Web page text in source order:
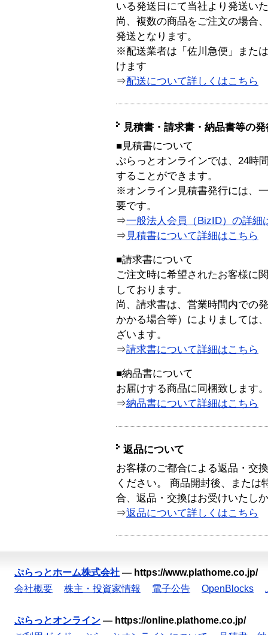
いる発送日にて当社より発送い
尚、複数の商品をご注文の場合
発送となります。
※配送業者は「佐川急便」また
けます
⇒配送について詳しくはこちら
見積書・請求書・納品書等の
■見積書について
ぷらっとオンラインでは、24時
することができます。
※オンライン見積書発行には、
要です。
⇒一般法人会員（BizID）の詳細
⇒ 見積書について詳細はこちら
■請求書について
ご注文時に希望されたお客様に
しております。
尚、請求書は、営業時間内での
かかる場合等）によりましては
ざいます。
⇒請求書について詳細はこちら
■納品書について
お届けする商品に同梱致します。
⇒納品書について詳細はこちら
返品について
お客様のご都合による返品・交
ください。 商品開封後、または
合、返品・交換はお受けいたし
⇒返品について詳しくはこちら
ぷらっとホーム株式会社 — https://www.plathome.co.jp/
会社概要
株主・投資家情報 電子公告 OpenBlocks
ぷらっとオンライン — https://online.plathome.co.jp/